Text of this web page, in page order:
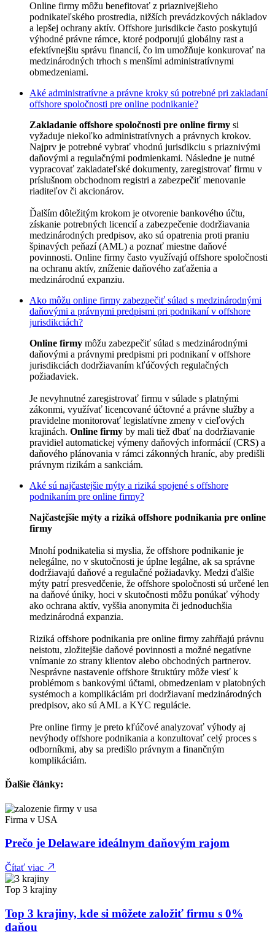
Online firmy môžu benefitovať z priaznivejšieho
podnikateľského prostredia, nižších prevádzkových nákladov
a lepšej ochrany aktív. Offshore jurisdikcie často poskytujú
výhodné právne rámce, ktoré podporujú globálny rast a
efektívnejšiu správu financií, čo im umožňuje konkurovať na
medzinárodných trhoch s menšími administratívnymi
obmedzeniami.
Aké administratívne a právne kroky sú potrebné pri zakladaní
offshore spoločnosti pre online podnikanie?
Zakladanie offshore spoločnosti pre online firmy si
vyžaduje niekoľko administratívnych a právnych krokov.
Najprv je potrebné vybrať vhodnú jurisdikciu s priaznivými
daňovými a regulačnými podmienkami. Následne je nutné
vypracovať zakladateľské dokumenty, zaregistrovať firmu v
príslušnom obchodnom registri a zabezpečiť menovanie
riaditeľov či akcionárov.
Ďalším dôležitým krokom je otvorenie bankového účtu,
získanie potrebných licencií a zabezpečenie dodržiavania
medzinárodných predpisov, ako sú opatrenia proti praniu
špinavých peňazí (AML) a poznať miestne daňové
povinnosti. Online firmy často využívajú offshore spoločnosti
na ochranu aktív, zníženie daňového zaťaženia a
medzinárodnú expanziu.
Ako môžu online firmy zabezpečiť súlad s medzinárodnými
daňovými a právnymi predpismi pri podnikaní v offshore
jurisdikciách?
Online firmy môžu zabezpečiť súlad s medzinárodnými
daňovými a právnymi predpismi pri podnikaní v offshore
jurisdikciách dodržiavaním kľúčových regulačných
požiadaviek.
Je nevyhnutné zaregistrovať firmu v súlade s platnými
zákonmi, využívať licencované účtovné a právne služby a
pravidelne monitorovať legislatívne zmeny v cieľových
krajinách. Online firmy by mali tiež dbať na dodržiavanie
pravidiel automatickej výmeny daňových informácií (CRS) a
daňového plánovania v rámci zákonných hraníc, aby predišli
právnym rizikám a sankciám.
Aké sú najčastejšie mýty a riziká spojené s offshore
podnikaním pre online firmy?
Najčastejšie mýty a riziká offshore podnikania pre online
firmy
Mnohí podnikatelia si myslia, že offshore podnikanie je
nelegálne, no v skutočnosti je úplne legálne, ak sa správne
dodržiavajú daňové a regulačné požiadavky. Medzi ďalšie
mýty patrí presvedčenie, že offshore spoločnosti sú určené len
na daňové úniky, hoci v skutočnosti môžu ponúkať výhody
ako ochrana aktív, vyššia anonymita či jednoduchšia
medzinárodná expanzia.
Riziká offshore podnikania pre online firmy zahŕňajú právnu
neistotu, zložitejšie daňové povinnosti a možné negatívne
vnímanie zo strany klientov alebo obchodných partnerov.
Nesprávne nastavenie offshore štruktúry môže viesť k
problémom s bankovými účtami, obmedzeniam v platobných
systémoch a komplikáciám pri dodržiavaní medzinárodných
predpisov, ako sú AML a KYC regulácie.
Pre online firmy je preto kľúčové analyzovať výhody aj
nevýhody offshore podnikania a konzultovať celý proces s
odborníkmi, aby sa predišlo právnym a finančným
komplikáciám.
Ďalšie články:
Firma v USA
Prečo je Delaware ideálnym daňovým rajom
Čítať viac
Top 3 krajiny
Top 3 krajiny, kde si môžete založiť firmu s 0%
daňou